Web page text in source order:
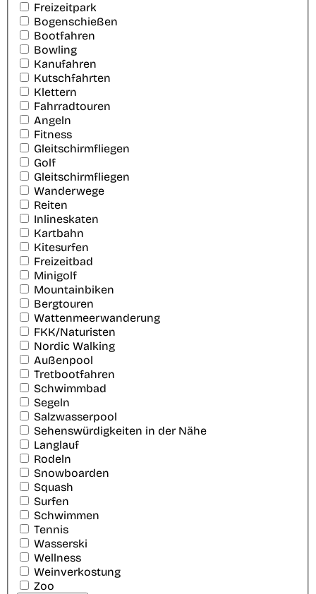
Freizeitpark
Bogenschießen
Bootfahren
Bowling
Kanufahren
Kutschfahrten
Klettern
Fahrradtouren
Angeln
Fitness
Gleitschirmfliegen
Golf
Gleitschirmfliegen
Wanderwege
Reiten
Inlineskaten
Kartbahn
Kitesurfen
Freizeitbad
Minigolf
Mountainbiken
Bergtouren
Wattenmeerwanderung
FKK/Naturisten
Nordic Walking
Außenpool
Tretbootfahren
Schwimmbad
Segeln
Salzwasserpool
Sehenswürdigkeiten in der Nähe
Langlauf
Rodeln
Snowboarden
Squash
Surfen
Schwimmen
Tennis
Wasserski
Wellness
Weinverkostung
Zoo